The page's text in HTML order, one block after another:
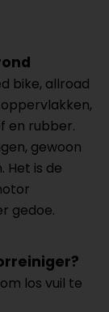
bike, allroad
en rubber.
gewoon
Het is de
gedoe.
los vuil te